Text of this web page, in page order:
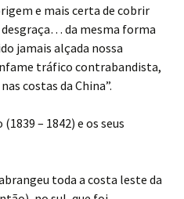
e mais certa de cobrir
da mesma forma
jamais alçada nossa
tráfico contrabandista,
costas da China”.
– 1842) e os seus
toda a costa leste da